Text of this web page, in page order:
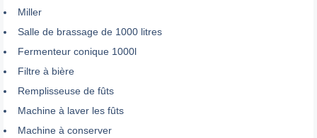
Miller
Salle de brassage de 1000 litres
Fermenteur conique 1000l
Filtre à bière
Remplisseuse de fûts
Machine à laver les fûts
Machine à conserver